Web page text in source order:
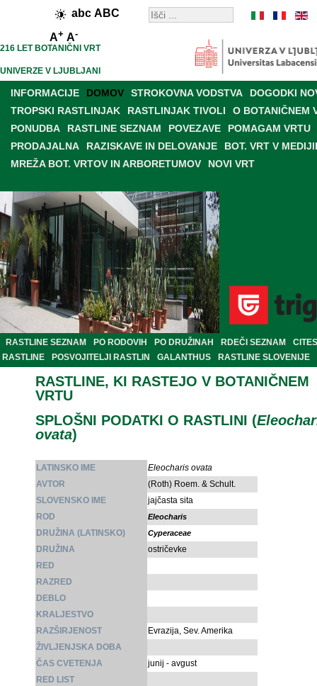
abc ABC
A+ A-
216 LET BOTANIČNI VRT
UNIVERZE V LJUBLJANI
INFORMACIJE DOMOV STROKOVNA VODSTVA
DOGODKI
TROPSKI RASTLINJAK
RASTLINJAK TIVOLI
O BOTANIČNEM
PONUDBA
RASTLINE SEZNAM POVEZAVE
POMAGAM VRTU
PRODAJALNA
RAZISKAVE IN DELOVANJE
BOT. VRT V
MREŽA BOT. VRTOV IN ARBORETUMOV
NOVI VRT
RASTLINE SEZNAM PO RODOVIH PO DRUŽINAH RDEČI SEZNAM
CITES
RASTLINE
POSVOJITELJI RASTLIN GALANTHUS RASTLINE SLOVENIJE
RASTLINE, KI RASTEJO V BOTANIČNEM
VRTU
SPLOŠNI PODATKI O RASTLINI (
ovata)
LATINSKO IME
Eleocharis ovata
AVTOR
(Roth) Roem. & Schult.
SLOVENSKO IME
jajčasta sita
ROD
Eleocharis
DRUŽINA (LATINSKO) Cyperaceae
DRUŽINA
ostričevke
RED
RAZRED
DEBLO
KRALJESTVO
RAZŠIRJENOST
Evrazija, Sev. Amerika
ŽIVLJENJSKA DOBA
ČAS CVETENJA
junij - avgust
RED LIST